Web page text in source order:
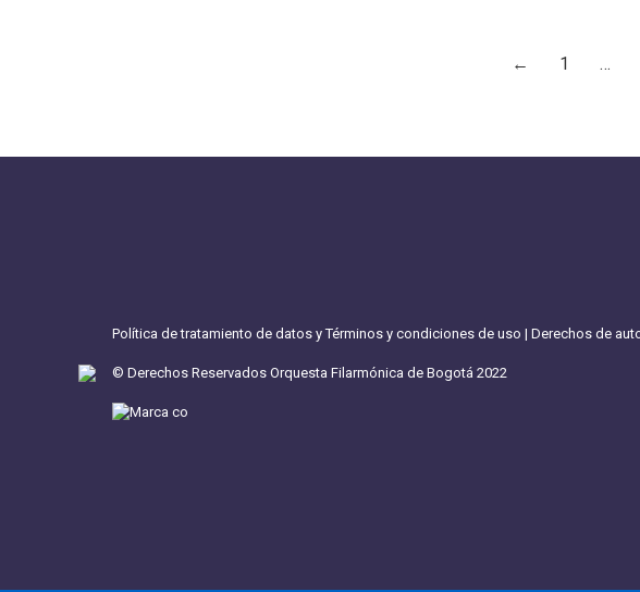
← 1 …
Política de tratamiento de datos y Términos y condiciones de uso | Derechos de
© Derechos Reservados Orquesta Filarmónica de Bogotá 2022